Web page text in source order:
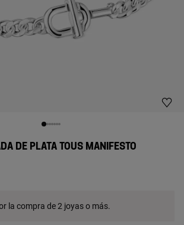
DE PLATA TOUS MANIFESTO
la compra de 2 joyas o más.